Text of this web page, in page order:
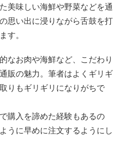
美味しい海鮮や野菜などを通
思い出に浸りながら舌鼓を打
す。
なお肉や海鮮など、こだわり
販の魅力。筆者はよくギリギ
りもギリギリになりがちで
購入を諦めた経験もあるの
うに早めに注文するようにし